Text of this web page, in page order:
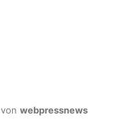
von webpressnews